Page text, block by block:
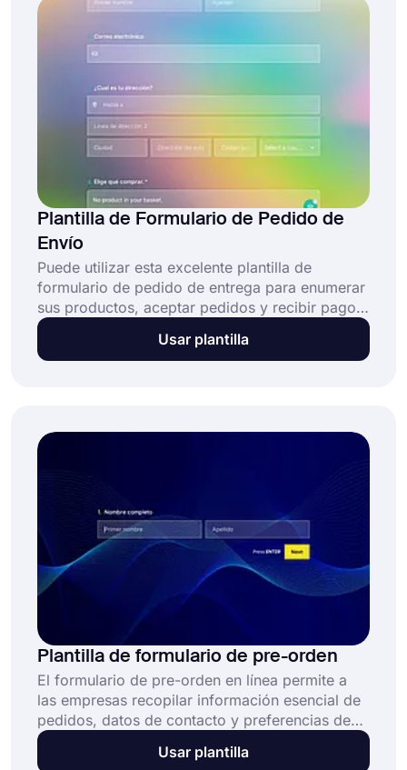
Plantilla de Formulario de Pedido de
Envío
Puede utilizar esta excelente plantilla de
formulario de pedido de entrega para enumerar
sus productos, aceptar pedidos y recibir pagos
en línea a través de pasarelas de pago
confiables como PayPal y Stripe. Con muchas
de uso completamente gratuito y no requiere
habilidades de codificación.
Usar plantilla
Plantilla de formulario de pre-orden
El formulario de pre-orden en línea permite a
las empresas recopilar información esencial de
pedidos, datos de contacto y preferencias de
productos o servicios antes de que estén
disponibles. También permite cobrar pagos a
Usar plantilla